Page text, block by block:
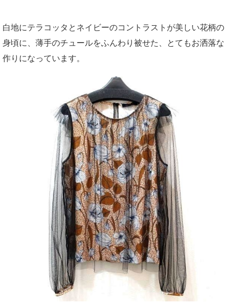
白地にテラコッタとネイビーのコントラストが美しい花柄の
身頃に、薄手のチュールをふんわり被せた、とてもお洒落な
作りになっています。